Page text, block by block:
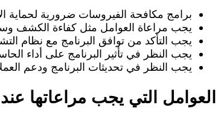
برامج مكافحة الفيروسات ضرورية لحماية
يجب مراعاة العوامل مثل كفاءة الكشف
يجب التأكد من توافق البرنامج مع نظام
يجب النظر في تأثير البرنامج على أداء
يجب النظر في تحديثات البرنامج ودعم
العوامل التي يجب مراعاتها